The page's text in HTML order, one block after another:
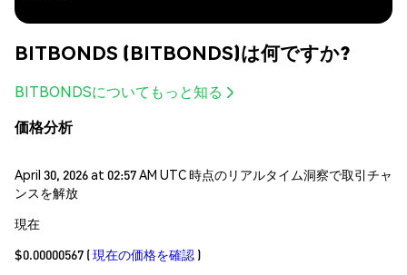
BITBONDS (BITBONDS)は何ですか?
BITBONDSについてもっと知る
価格分析
April 30, 2026 at 02:57 AM UTC 時点のリアルタイム洞察で取引チャ
ンスを解放
現在
$0.00000567 (現在の価格を確認 )